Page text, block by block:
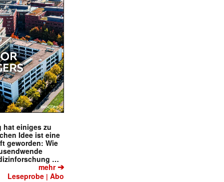
hat einiges zu
Idee ist eine
geworden: Wie
…
mehr➔
Leseprobe |Abo